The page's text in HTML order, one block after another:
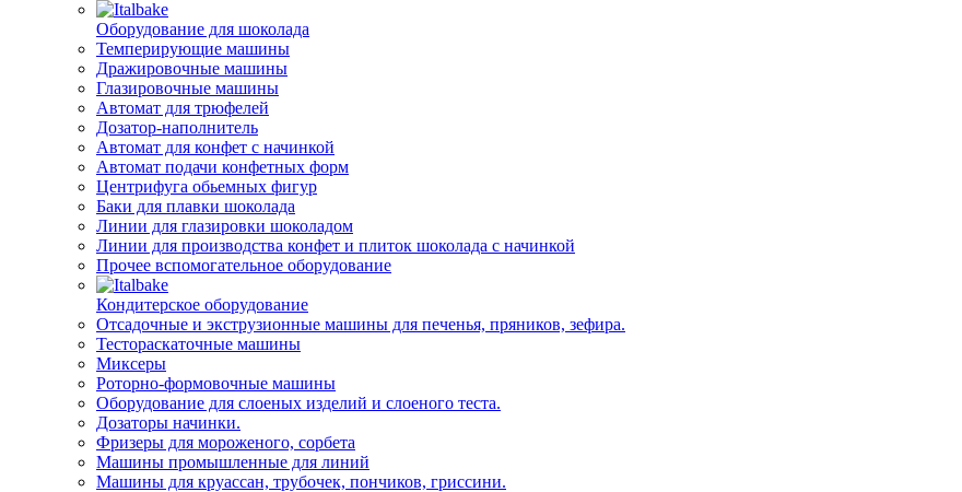
Оборудование для шоколада
Темперирующие машины
Дражировочные машины
Глазировочные машины
Автомат для трюфелей
Дозатор-наполнитель
Автомат для конфет с начинкой
Автомат подачи конфетных форм
Центрифуга обьемных фигур
Баки для плавки шоколада
Линии для глазировки шоколадом
Линии для производства конфет и плиток шоколада с начинкой
Прочее вспомогательное оборудование
Кондитерское оборудование
Отсадочные и экструзионные машины для печенья, пряников, зефира.
Тестораскаточные машины
Миксеры
Роторно-формовочные машины
Оборудование для слоеных изделий и слоеного теста.
Дозаторы начинки.
Фризеры для мороженого, сорбета
Машины промышленные для линий
Машины для круассан, трубочек, пончиков, гриссини.